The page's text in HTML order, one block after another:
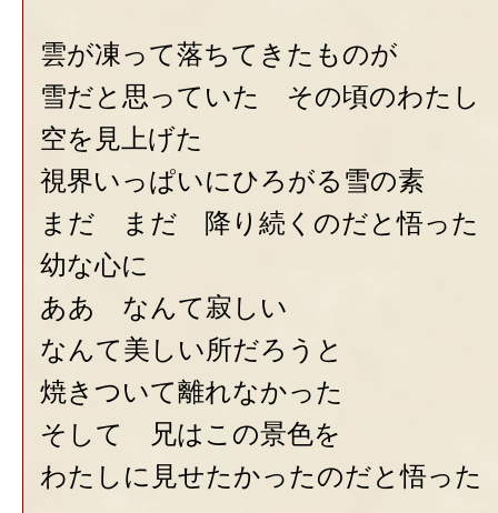
雲が凍って落ちてきたものが
雪だと思っていた その頃のわたし
空を見上げた
視界いっぱいにひろがる雪の素
まだ まだ 降り続くのだと悟った
幼な心に
ああ なんて寂しい
なんて美しい所だろうと
焼きついて離れなかった
そして 兄はこの景色を
わたしに見せたかったのだと悟った